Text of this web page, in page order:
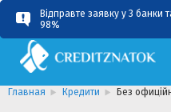
Відправте заявку у 3 банки
98%
Главная Кредити Без